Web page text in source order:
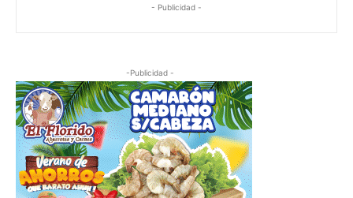
- Publicidad -
-Publicidad -